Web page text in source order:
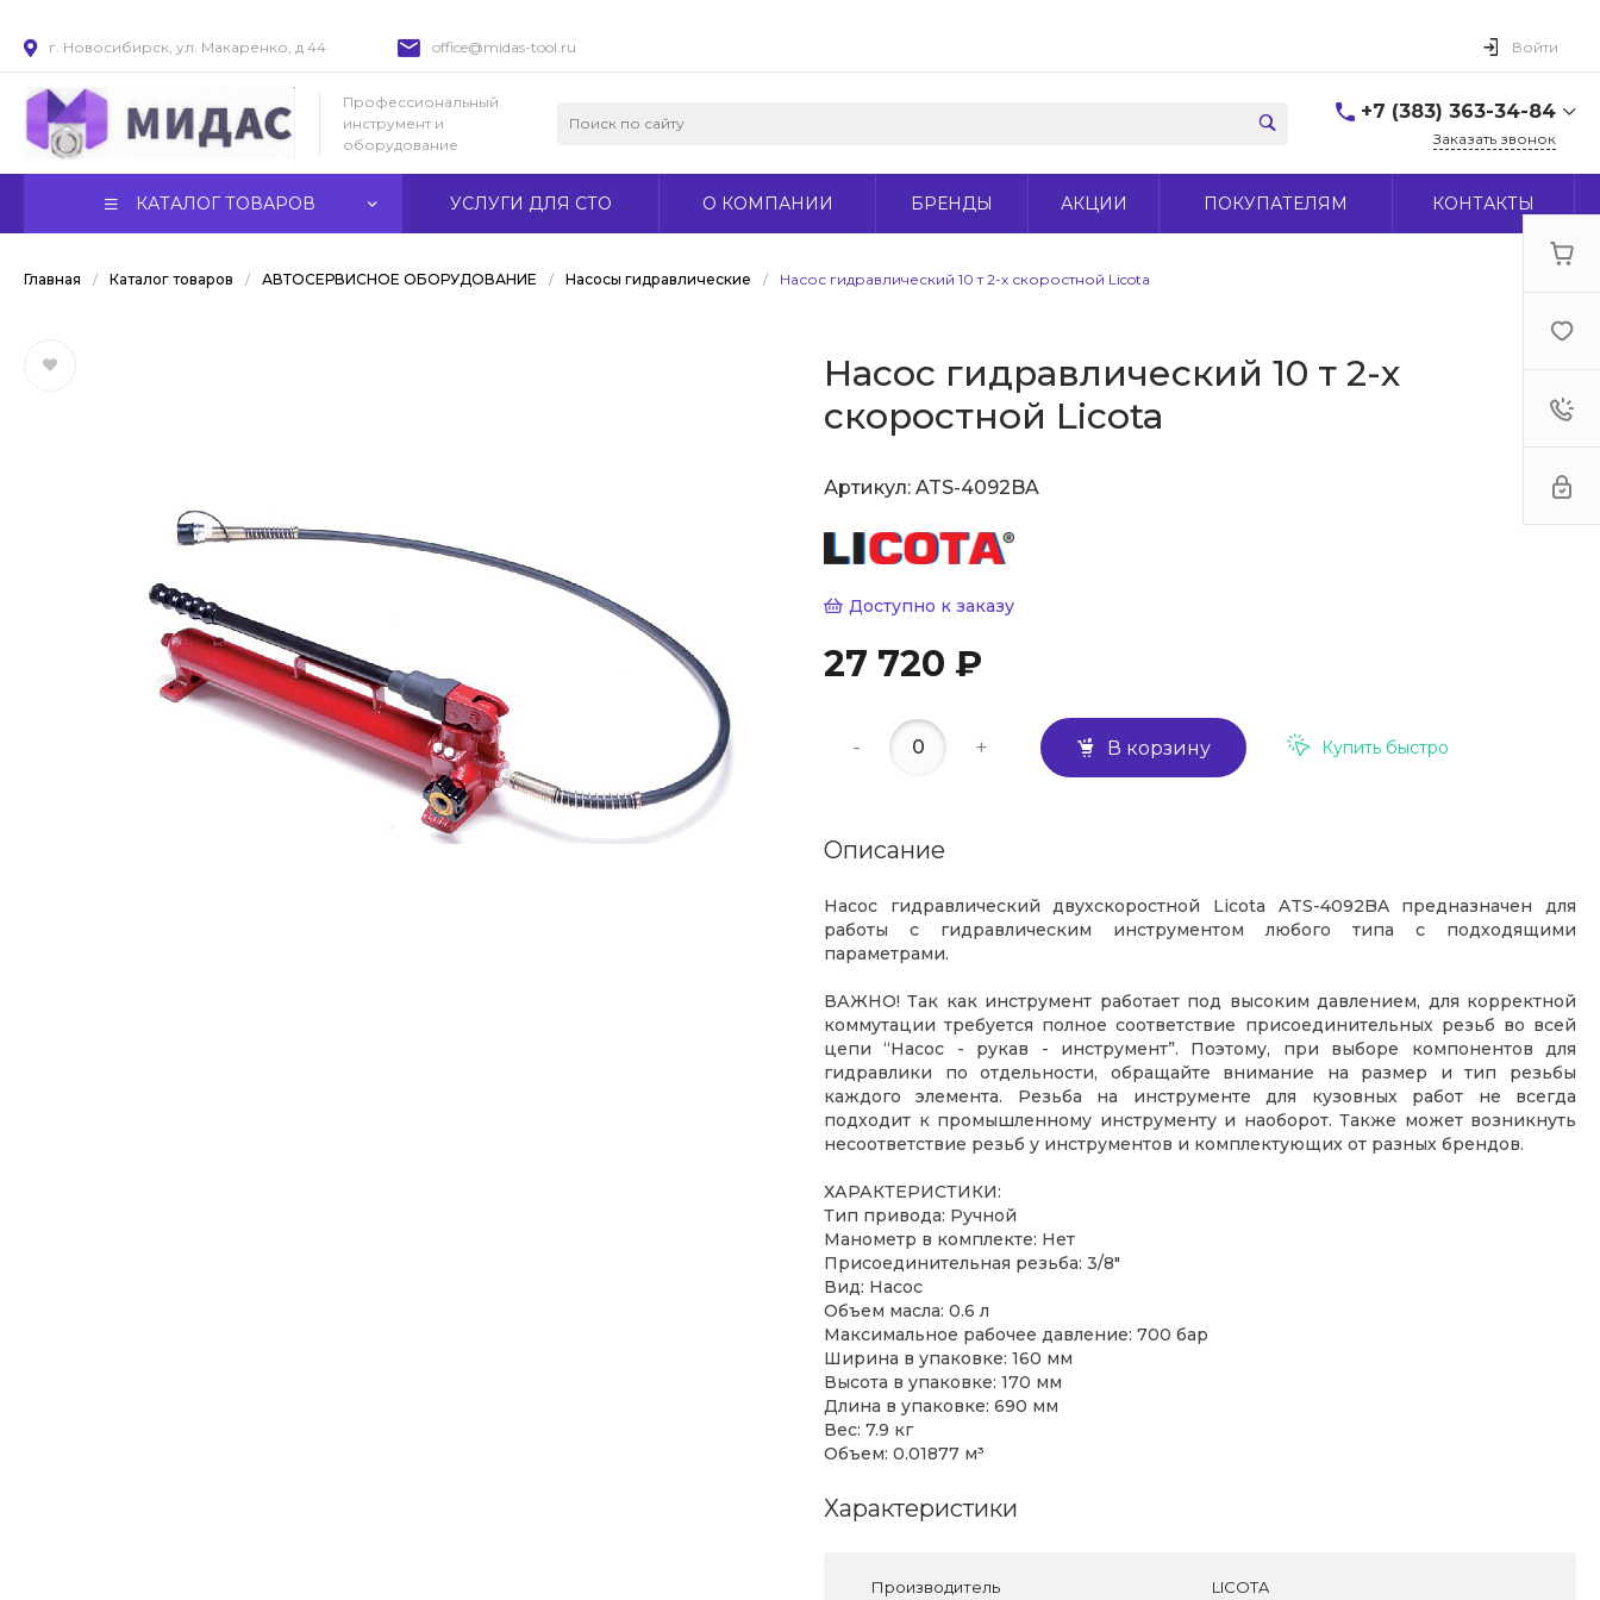
г. Новосибирск, ул. Макаренко, д 44 office@midas-tool.ru Войти
Профессиональный
инструмент и
оборудование
+7 (383) 363-34-84
г. Новосибирск, ул.
Заказать звонок
КАТАЛОГ ТОВАРОВ УСЛУГИ ДЛЯ СТО О КОМПАНИИ БРЕНДЫ АКЦИИ ПОКУПАТЕЛЯМ КОНТАКТЫ
Главная / Каталог товаров / АВТОСЕРВИСНОЕ ОБОРУДОВАНИЕ / Насосы гидравлические / Насос гидравлический 10 т 2-х скоростной Licota
Насос гидравлический 10 т 2-х
скоростной Licota
Артикул: ATS-4092BA
Доступно к заказу
27 720 ₽
- + В корзину Купить быстро
Описание
Насос гидравлический двухскоростной Licota ATS-4092BA предназначен для
работы с гидравлическим инструментом любого типа с подходящими
параметрами.
ВАЖНО! Так как инструмент работает под высоким давлением, для корректной
коммутации требуется полное соответствие присоединительных резьб во всей
цепи “Насос - рукав - инструмент”. Поэтому, при выборе компонентов для
гидравлики по отдельности, обращайте внимание на размер и тип резьбы
каждого элемента. Резьба на инструменте для кузовных работ не всегда
подходит к промышленному инструменту и наоборот. Также может возникнуть
несоответствие резьб у инструментов и комплектующих от разных брендов.
ХАРАКТЕРИСТИКИ:
Тип привода: Ручной
Манометр в комплекте: Нет
Присоединительная резьба: 3/8"
Вид: Насос
Объем масла: 0.6 л
Максимальное рабочее давление: 700 бар
Ширина в упаковке: 160 мм
Высота в упаковке: 170 мм
Длина в упаковке: 690 мм
Вес: 7.9 кг
Объем: 0.01877 м³
Характеристики
Производитель LICOTA